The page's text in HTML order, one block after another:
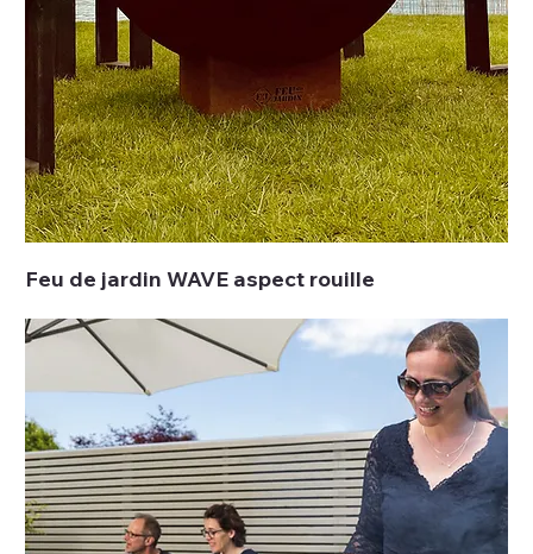
Feu de jardin WAVE aspect rouille